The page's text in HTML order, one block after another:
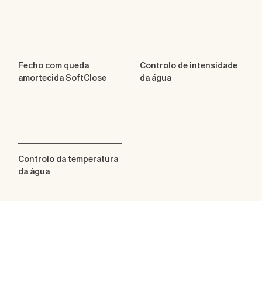
Fecho com queda
amortecida SoftClose
Controlo de intensidade
da água
Controlo da temperatura
da água